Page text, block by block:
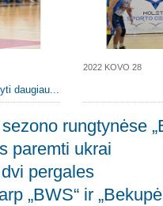
daugiau...
2022 KOVO 28
rungtynėse
paremti ukrai
pergales
„BWS“ ir